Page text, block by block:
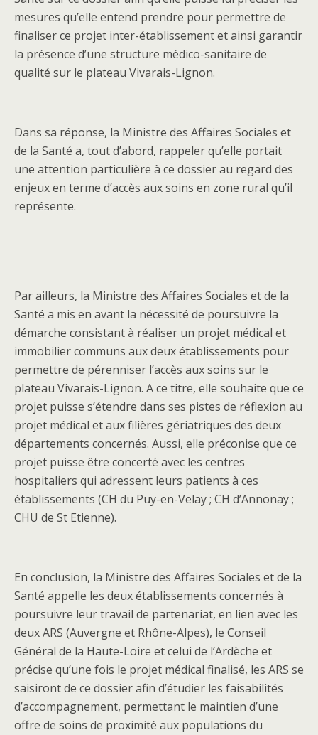
mesures qu’elle entend prendre pour permettre de
finaliser ce projet inter-établissement et ainsi garantir
la présence d’une structure médico-sanitaire de
qualité sur le plateau Vivarais-Lignon.
Dans sa réponse, la Ministre des Affaires Sociales et
de la Santé a, tout d’abord, rappeler qu’elle portait
une attention particulière à ce dossier au regard des
enjeux en terme d’accès aux soins en zone rural qu’il
représente.
Par ailleurs, la Ministre des Affaires Sociales et de la
Santé a mis en avant la nécessité de poursuivre la
démarche consistant à réaliser un projet médical et
immobilier communs aux deux établissements pour
permettre de pérenniser l’accès aux soins sur le
plateau Vivarais-Lignon. A ce titre, elle souhaite que ce
projet puisse s’étendre dans ses pistes de réflexion au
projet médical et aux filières gériatriques des deux
départements concernés. Aussi, elle préconise que ce
projet puisse être concerté avec les centres
hospitaliers qui adressent leurs patients à ces
établissements (CH du Puy-en-Velay ; CH d’Annonay ;
CHU de St Etienne).
En conclusion, la Ministre des Affaires Sociales et de la
Santé appelle les deux établissements concernés à
poursuivre leur travail de partenariat, en lien avec les
deux ARS (Auvergne et Rhône-Alpes), le Conseil
Général de la Haute-Loire et celui de l’Ardèche et
précise qu’une fois le projet médical finalisé, les ARS se
saisiront de ce dossier afin d’étudier les faisabilités
d’accompagnement, permettant le maintien d’une
offre de soins de proximité aux populations du